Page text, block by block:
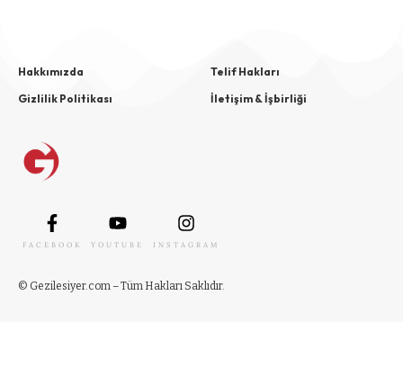
Hakkımızda
Gizlilik Politikası
Telif Hakları
İletişim & İşbirliği
FACEBOOK YOUTUBE INSTAGRAM
© Gezilesiyer.com – Tüm Hakları Saklıdır.